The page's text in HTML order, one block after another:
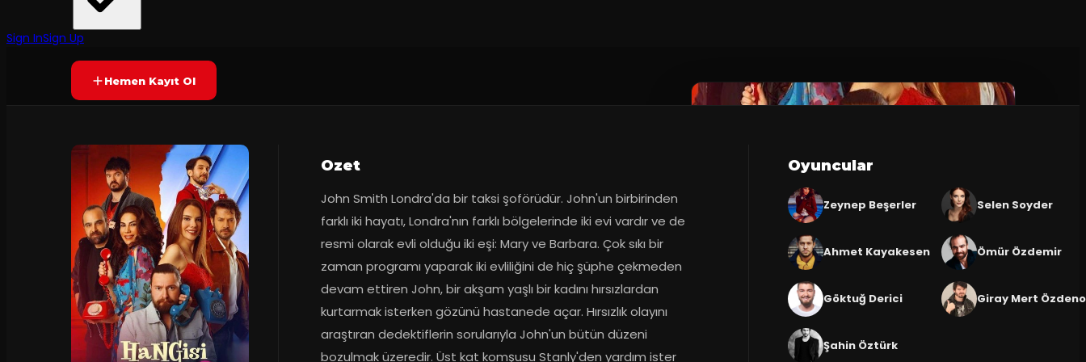
Sign InSign UpYAKINDA
Hemen Kayıt Ol
Ozet
John Smith Londra'da bir taksi şoförüdür. John'un birbirinden
farklı iki hayatı, Londra'nın farklı bölgelerinde iki evi vardır ve de
resmi olarak evli olduğu iki eşi: Mary ve Barbara. Çok sıkı bir
zaman programı yaparak iki evliliğini de hiç şüphe çekmeden
devam ettiren John, bir akşam yaşlı bir kadını hırsızlardan
kurtarmak isterken gözünü hastanede açar. Hırsızlık olayını
araştıran dedektiflerin sorularıyla John'un bütün düzeni
bozulmak üzeredir. Üst kat komşusu Stanly'den yardım ister
Oyuncular
Zeynep Beşerler Selen Soyder
Ahmet Kayakesen Ömür Özdemir
Göktuğ Derici Giray Mert
Şahin Öztürk